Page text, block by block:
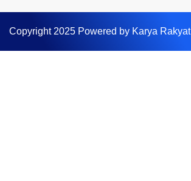
Copyright 2025 Powered by Karya Rakyat